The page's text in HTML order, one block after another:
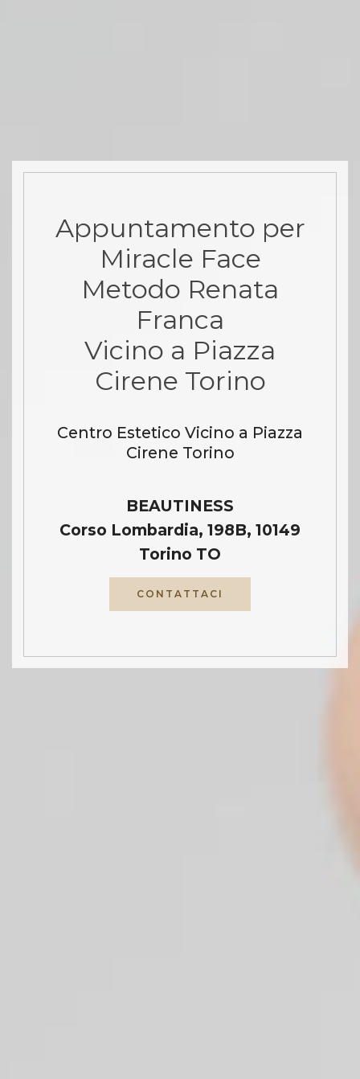
Appuntamento per
Miracle Face
Metodo Renata
Franca
Vicino a Piazza
Cirene Torino
Centro Estetico Vicino a Piazza
Cirene Torino
BEAUTINESS
Corso Lombardia, 198B, 10149
Torino TO
CONTATTACI